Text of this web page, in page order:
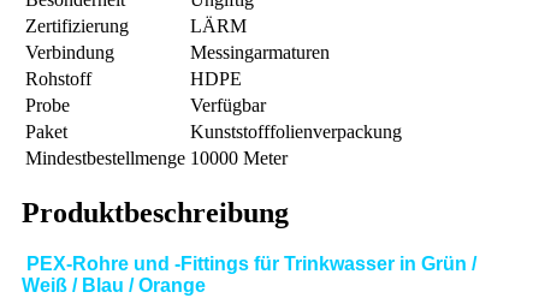
Zertifizierung
LÄRM
Verbindung
Messingarmaturen
Rohstoff
HDPE
Probe
Verfügbar
Paket
Kunststofffolienverpackung
Mindestbestellmenge 10000 Meter
Produktbeschreibung
PEX-Rohre und -Fittings für Trinkwasser in Grün /
Weiß / Blau / Orange